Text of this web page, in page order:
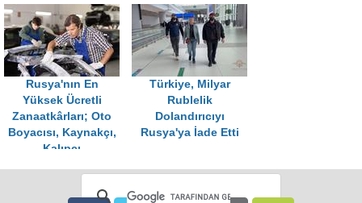
Rusya'nın En
Yüksek Ücretli
Zanaatkârları; Oto
Boyacısı, Kaynakçı,
Kalıpçı
Türkiye, Milyar
Rublelik
Dolandırıcıyı
Rusya'ya İade Etti